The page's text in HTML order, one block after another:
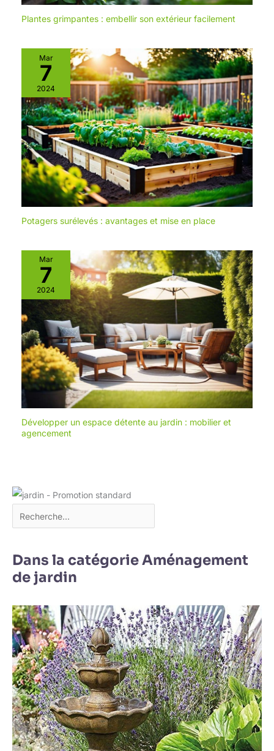
Plantes grimpantes : embellir son extérieur facilement
Mar
7
2024
Potagers surélevés : avantages et mise en place
Mar
7
2024
Développer un espace détente au jardin : mobilier et
agencement
Dans la catégorie Aménagement
de jardin